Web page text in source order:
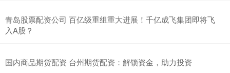
青岛股票配资公司 百亿级重组重大进展！千亿成飞集团即将飞
入A股？
国内商品期货配资 台州期货配资：解锁资金，助力投资